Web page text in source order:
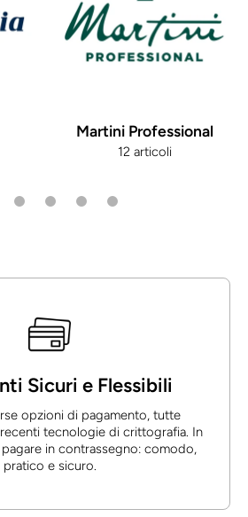
Martini Professional
12 articoli
Sicuri e Flessibili
opzioni di pagamento, tutte
tecnologie di crittografia. In
in contrassegno: comodo,
pratico e sicuro.